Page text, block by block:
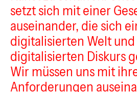
setzt sich mit einer
auseinander, die sich
digitalisierten Welt
digitalisierten Diskurs
Wir müssen uns mit
Anforderungen